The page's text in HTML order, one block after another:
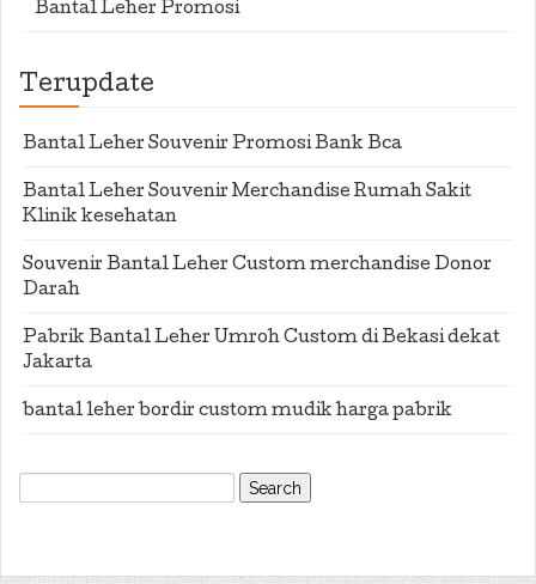
Bantal Leher Promosi
Terupdate
Bantal Leher Souvenir Promosi Bank Bca
Bantal Leher Souvenir Merchandise Rumah Sakit
Klinik kesehatan
Souvenir Bantal Leher Custom merchandise Donor
Darah
Pabrik Bantal Leher Umroh Custom di Bekasi dekat
Jakarta
bantal leher bordir custom mudik harga pabrik
Search
for: